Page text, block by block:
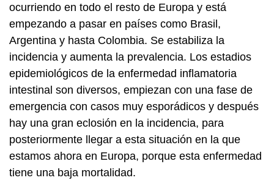
ocurriendo en todo el resto de Europa y está
empezando a pasar en países como Brasil,
Argentina y hasta Colombia. Se estabiliza la
incidencia y aumenta la prevalencia. Los estadios
epidemiológicos de la enfermedad inflamatoria
intestinal son diversos, empiezan con una fase de
emergencia con casos muy esporádicos y después
hay una gran eclosión en la incidencia, para
posteriormente llegar a esta situación en la que
estamos ahora en Europa, porque esta enfermedad
tiene una baja mortalidad.